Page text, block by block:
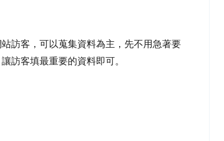
訪客，可以蒐集資料為主，先不用急著要
訪客填最重要的資料即可。